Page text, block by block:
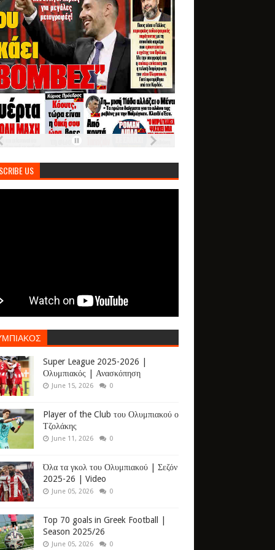
US
Super League 2025-2026 |
Ολυμπιακός | Ανασκόπηση
June 15, 2026 0
Player of the Club του Ολυμπιακού ο
Τζολάκης
June 11, 2026 0
Όλα τα γκολ του Ολυμπιακού | Σεζόν
2025-26 | Video
June 05, 2026 0
Top 70 goals in Greek Football |
Season 2025/26
June 05, 2026 0